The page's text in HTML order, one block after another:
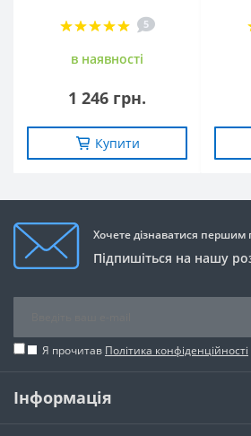
5
в наявностi
1 246 грн.
Купити
Хочете дізнаватися першим
Підпишіться на нашу
Я прочитав Політика конфіденційності
Інформація